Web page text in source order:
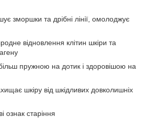
зморшки та дрібні лінії, омолоджує
відновлення клітин шкіри та
пружною на дотик і здоровішою на
шкіру від шкідливих довколишніх
ознак старіння